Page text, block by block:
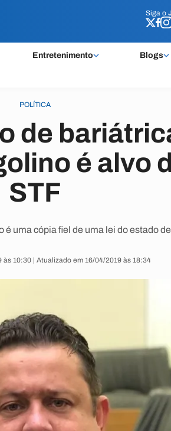
Siga o
Entretenimento Blogs
Siga o
POLÍTICA
de
é alvo
STF
uma cópia fiel de uma lei do estado
às 10:30 | Atualizado em 16/04/2019 às 18:34